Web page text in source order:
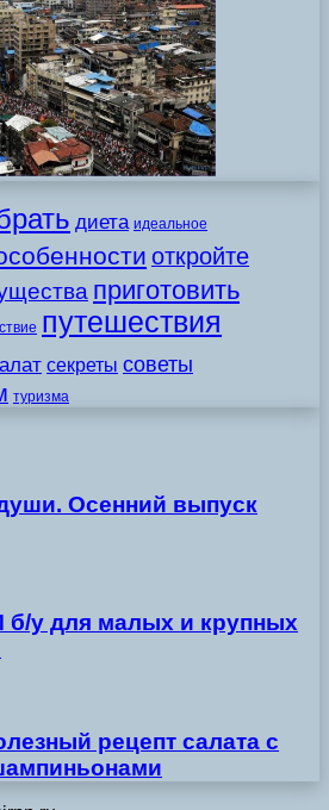
диета идеальное
откройте
приготовить
путешествия
секреты советы
туризма
Осенний выпуск
б/у для малых и крупных
рецепт салата с